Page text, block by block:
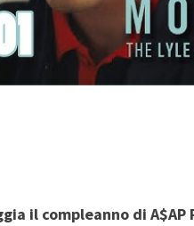
il compleanno di A$AP